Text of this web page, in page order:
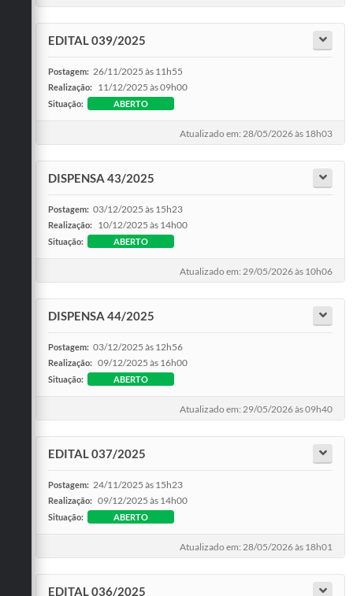
EDITAL 039/2025
Postagem: 26/11/2025 às 11h55
Realização: 11/12/2025 às 09h00
Situação: ABERTO
Atualizado em: 28/05/2026 às 18h03
DISPENSA 43/2025
Postagem: 03/12/2025 às 15h23
Realização: 10/12/2025 às 14h00
Situação: ABERTO
Atualizado em: 29/05/2026 às 10h06
DISPENSA 44/2025
Postagem: 03/12/2025 às 12h56
Realização: 09/12/2025 às 16h00
Situação: ABERTO
Atualizado em: 29/05/2026 às 09h40
EDITAL 037/2025
Postagem: 24/11/2025 às 15h23
Realização: 09/12/2025 às 14h00
Situação: ABERTO
Atualizado em: 28/05/2026 às 18h01
EDITAL 036/2025